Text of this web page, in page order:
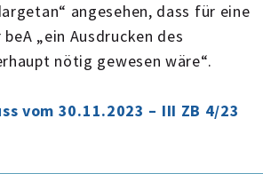
angesehen, dass für eine
„ein Ausdrucken des
nötig gewesen wäre“.
vom 30.11.2023 – III ZB 4/23